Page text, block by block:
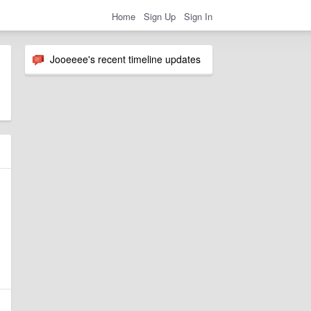
Home Sign Up Sign In
Jooeeee's recent timeline updates